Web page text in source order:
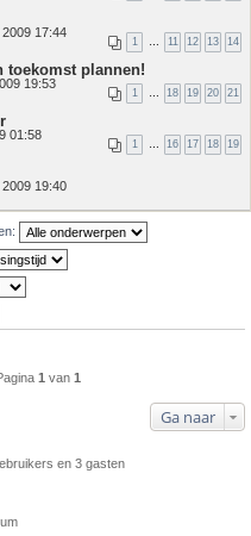
17:44
1 … 11 12 13 14
toekomst plannen!
19:53
1 … 18 19 20 21
01:58
1 … 16 17 18 19
2009 19:40
1 van 1
Ga naar
en 3 gasten